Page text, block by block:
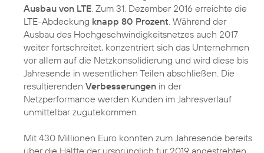
Ausbau von LTE. Zum 31. Dezember 2016 erreichte die
LTE-Abdeckung knapp 80 Prozent. Während der
Ausbau des Hochgeschwindigkeitsnetzes auch 2017
weiter fortschreitet, konzentriert sich das Unternehmen
vor allem auf die Netzkonsolidierung und wird diese bis
Jahresende in wesentlichen Teilen abschließen. Die
resultierenden Verbesserungen in der
Netzperformance werden Kunden im Jahresverlauf
unmittelbar zugutekommen.
Mit 430 Millionen Euro konnten zum Jahresende bereits